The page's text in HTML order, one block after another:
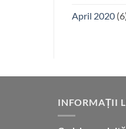
April 2020
INFORMAȚII